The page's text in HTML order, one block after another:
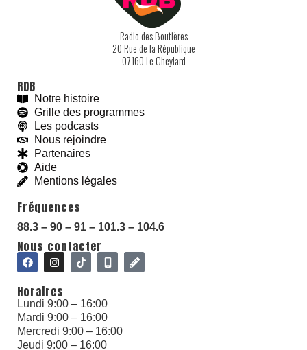
With love and
Radio des Boutières
20 Rue de la République
07160 Le Cheylard
RDB
Notre histoire
Grille des programmes
Les podcasts
Nous rejoindre
Partenaires
Aide
Mentions légales
Fréquences
88.3 – 90 – 91 – 101.3 – 104.6
Nous contacter
Horaires
Lundi 9:00 – 16:00
Mardi 9:00 – 16:00
Mercredi 9:00 – 16:00
Jeudi 9:00 – 16:00